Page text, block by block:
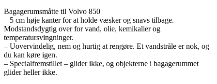
Bagagerumsmåtte til Volvo 850
– 5 cm høje kanter for at holde væsker og snavs tilbage.
Modstandsdygtig over for vand, olie, kemikalier og
temperatursvingninger.
– Uovervindelig, nem og hurtig at rengøre. Et vandstråle er nok, og
du kan køre igen.
– Specialfremstillet – glider ikke, og objekterne i bagagerummet
glider heller ikke.